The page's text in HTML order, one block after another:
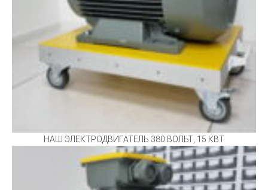
НАШ ЭЛЕКТРОДВИГАТЕЛЬ 380 ВОЛЬТ, 15 КВТ